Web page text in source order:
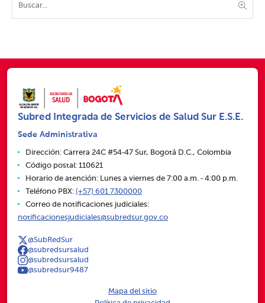
Subred Integrada de Servicios de Salud Sur E.S.E.
Sede Administrativa
Dirección: Carrera 24C #54‑47 Sur, Bogotá D.C., Colombia
Código postal: 110621
Horario de atención: Lunes a viernes de 7:00 a.m. ‑ 4:00 p.m.
Teléfono PBX: (+57) 601 7300000
Correo de notificaciones judiciales:
notificacionesjudiciales@subredsur.gov.co
@SubRedSur
@subredsursalud
@subredsursalud
@subredsur9487
Mapa del sitio